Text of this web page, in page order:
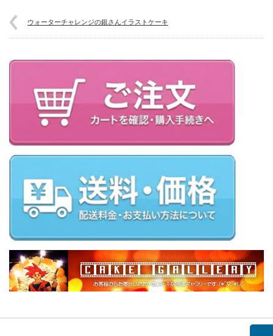
ウォーターチャレンジの銀さんイラストケーキ